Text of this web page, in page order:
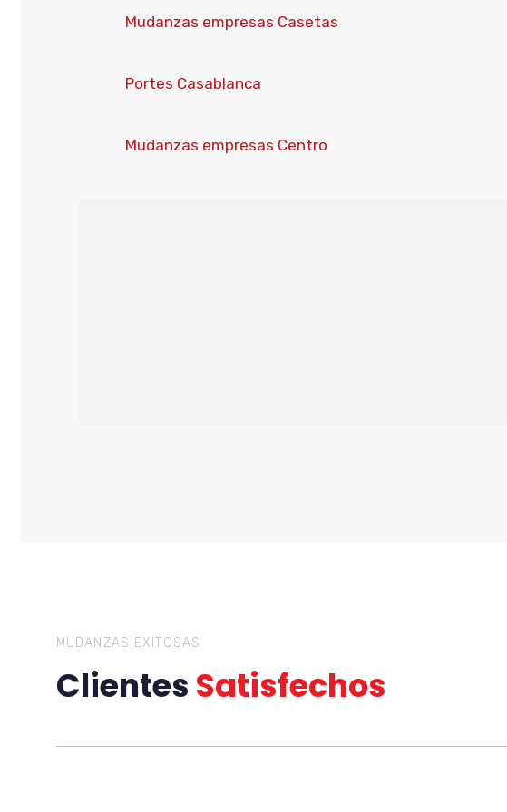
Mudanzas empresas Casetas
Portes Casablanca
Mudanzas empresas Centro
MUDANZAS EXITOSAS
Clientes Satisfechos